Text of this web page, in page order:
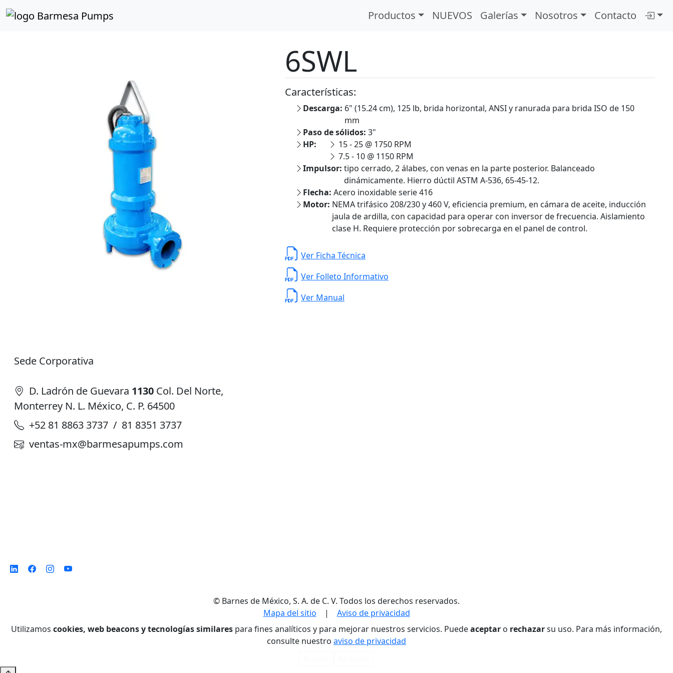
Productos NUEVOS Galerías Nosotros Contacto
Inicio Catálogo de Productos
6SWL
Características:
Descarga: 6" (15.24 cm), 125 lb, brida horizontal, ANSI y ranurada para brida ISO de 150
mm
Paso de sólidos: 3"
HP:
15 - 25 @ 1750 RPM
7.5 - 10 @ 1150 RPM
Impulsor: tipo cerrado, 2 álabes, con venas en la parte posterior. Balanceado
dinámicamente. Hierro dúctil ASTM A-536, 65-45-12.
Flecha: Acero inoxidable serie 416
Motor: NEMA trifásico 208/230 y 460 V, eficiencia premium, en cámara de aceite, inducción
jaula de ardilla, con capacidad para operar con inversor de frecuencia. Aislamiento
clase H. Requiere protección por sobrecarga en el panel de control.
Ver Ficha Técnica
Ver Folleto Informativo
Ver Manual
Sede Corporativa
D. Ladrón de Guevara 1130 Col. Del Norte,
Monterrey N. L. México, C. P. 64500
+52 81 8863 3737 / 81 8351 3737
ventas-mx@barmesapumps.com
© Barnes de México, S. A. de C. V. Todos los derechos reservados.
Mapa del sitio | Aviso de privacidad
Utilizamos cookies, web beacons y tecnologías similares para fines analíticos y para mejorar nuestros servicios. Puedeaceptar o rechazarsu uso. Para más información,
consulte nuestro aviso de privacidad